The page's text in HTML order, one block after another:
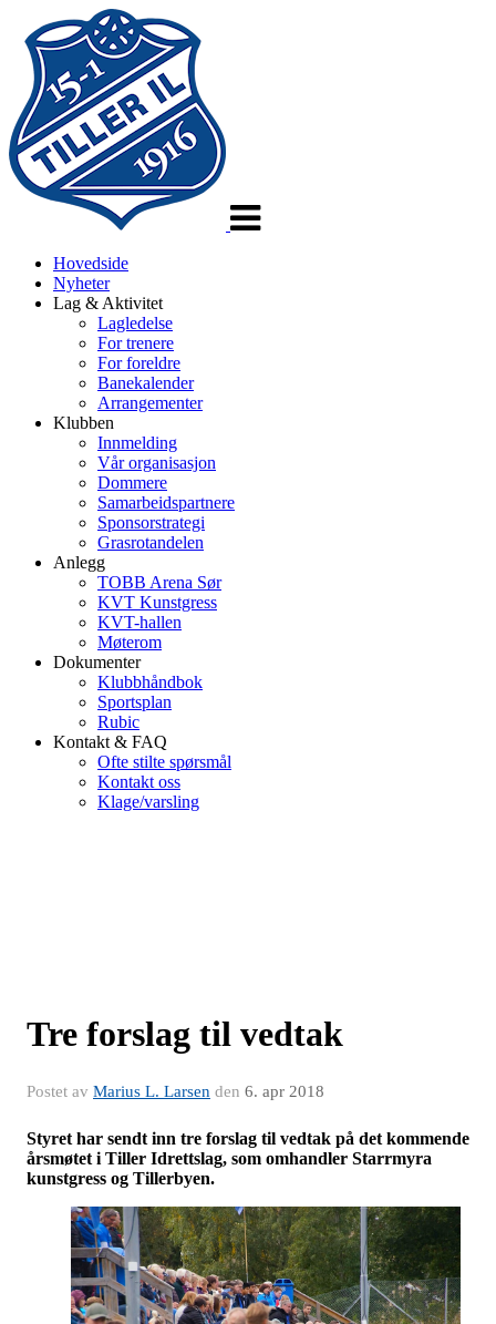
Hovedside
Nyheter
Lag & Aktivitet
Lagledelse
For trenere
For foreldre
Banekalender
Arrangementer
Klubben
Innmelding
Vår organisasjon
Dommere
Samarbeidspartnere
Sponsorstrategi
Grasrotandelen
Anlegg
TOBB Arena Sør
KVT Kunstgress
KVT-hallen
Møterom
Dokumenter
Klubbhåndbok
Sportsplan
Rubic
Kontakt & FAQ
Ofte stilte spørsmål
Kontakt oss
Klage/varsling
Tre forslag til vedtak
Postet av Marius L. Larsen den 6. apr 2018
Styret har sendt inn tre forslag til vedtak på det kommende
årsmøtet i Tiller Idrettslag, som omhandler Starrmyra
kunstgress og Tillerbyen.